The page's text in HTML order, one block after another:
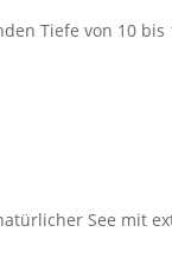
Tiefe von 10
See mit